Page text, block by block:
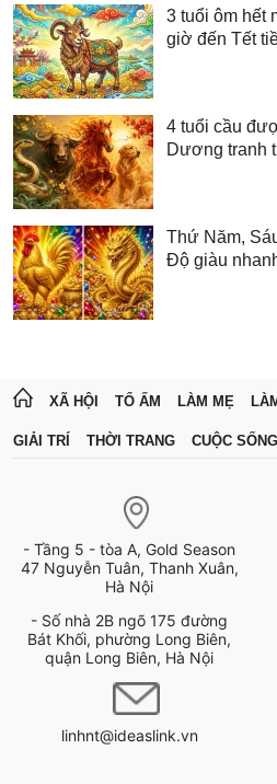
3 tuổi ôm hết
giờ đến Tết
4 tuổi cầu
Dương tranh
Thứ Năm,
Độ giàu
XÃ HỘI TỔ ẤM LÀM MẸ
GIẢI TRÍ THỜI TRANG CUỘC SỐNG
- Tầng 5 - tòa A, Gold Season
47 Nguyễn Tuân, Thanh Xuân,
Hà Nội
- Số nhà 2B ngõ 175 đường
Bát Khối, phường Long Biên,
quận Long Biên, Hà Nội
linhnt@ideaslink.vn